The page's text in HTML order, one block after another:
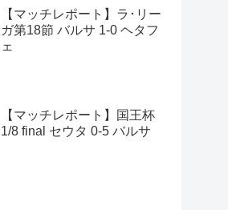
【マッチレポート】ラ･リー
ガ第18節 バルサ 1-0 ヘタフ
ェ
【マッチレポート】国王杯
1/8 final セウタ 0-5 バルサ